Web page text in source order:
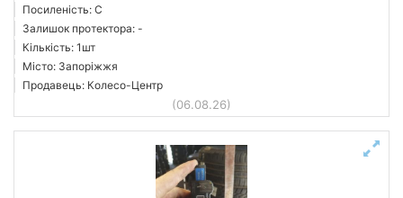
Посиленість: C
Залишок протектора: -
Кількість: 1шт
Місто: Запоріжжя
Продавець: Колесо-Центр
(06.08.26)